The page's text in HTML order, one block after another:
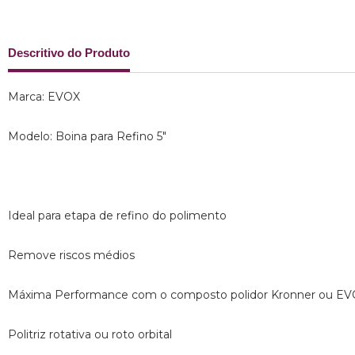
Descritivo do Produto
Marca: EVOX
Modelo: Boina para Refino 5"
Ideal para etapa de refino do polimento
Remove riscos médios
Máxima Performance com o composto polidor Kronner ou
Politriz rotativa ou roto orbital